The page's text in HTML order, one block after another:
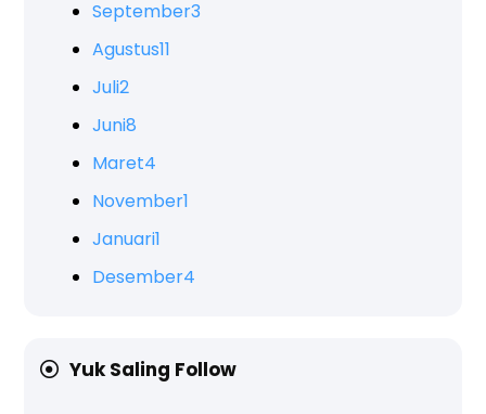
September3
Agustus11
Juli2
Juni8
Maret4
November1
Januari1
Desember4
Yuk Saling Follow